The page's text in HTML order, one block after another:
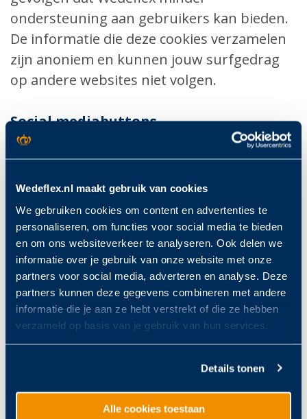
Wedeflex.nl maakt gebruik van cookies
We gebruiken cookies om content en advertenties te
personaliseren, om functies voor social media te bieden
en om ons websiteverkeer te analyseren. Ook delen we
informatie over je gebruik van onze website met onze
partners voor social media, adverteren en analyse. Deze
partners kunnen deze gegevens combineren met andere
informatie die je aan ze hebt verstrekt of die ze hebben
verzameld op basis van je gebruik van hun services.
Details tonen
Alle cookies toestaan
ondersteuning aan gebruikers kan bieden.
De informatie die deze cookies verzamelen
zijn anoniem en kunnen jouw surfgedrag
op andere websites niet volgen.
Social mediabuttons
Op onze website is een social mediabutton
van LinkedIn opgenomen. Deze button
werkt door middel van stukjes code die van
LinkedIn zelf afkomstig zijn. Door middel
van deze codes worden cookies geplaatst.
Wédéflex heeft daar geen invloed op. Je
kunt in de privacyverklaringen van deze
social mediakanalen lezen wat zij met jouw
(persoons)gegevens doen die zij via deze
cookies verwerken.
advertentiecookies
Wij gebruiken online advertenties om onze